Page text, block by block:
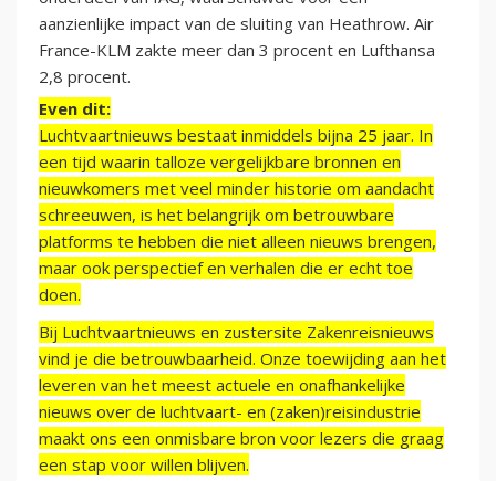
aanzienlijke impact van de sluiting van Heathrow. Air
France-KLM zakte meer dan 3 procent en Lufthansa
2,8 procent.
Even dit:
Luchtvaartnieuws bestaat inmiddels bijna 25 jaar. In
een tijd waarin talloze vergelijkbare bronnen en
nieuwkomers met veel minder historie om aandacht
schreeuwen, is het belangrijk om betrouwbare
platforms te hebben die niet alleen nieuws brengen,
maar ook perspectief en verhalen die er echt toe
doen.
Bij Luchtvaartnieuws en zustersite Zakenreisnieuws
vind je die betrouwbaarheid. Onze toewijding aan het
leveren van het meest actuele en onafhankelijke
nieuws over de luchtvaart- en (zaken)reisindustrie
maakt ons een onmisbare bron voor lezers die graag
een stap voor willen blijven.